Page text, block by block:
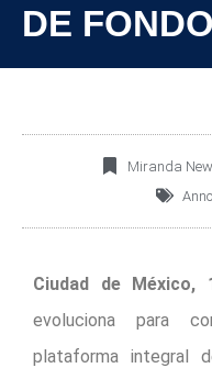
DE
Miranda
Ciudad de México,
evoluciona para
plataforma integral